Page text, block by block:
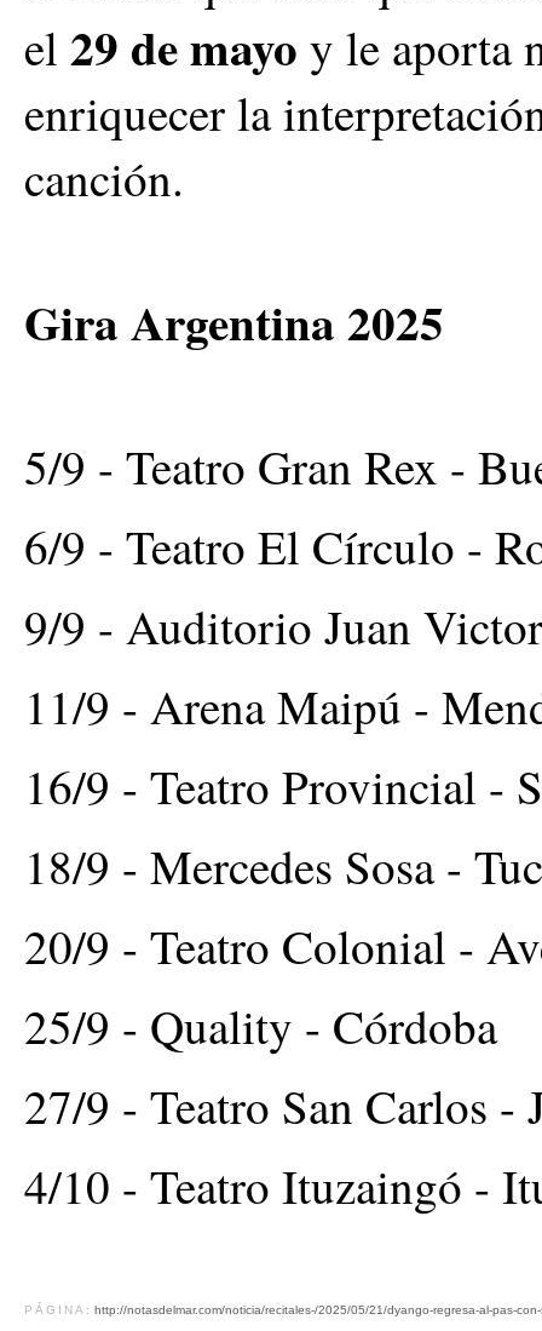
el 29 de mayo y le aporta
enriquecer la
canción.
Gira Argentina 2025
5/9 - Teatro Gran Rex -
6/9 - Teatro El Círculo -
9/9 - Auditorio Juan
11/9 - Arena Maipú -
16/9 - Teatro Provincial -
18/9 - Mercedes Sosa -
20/9 - Teatro Colonial -
25/9 - Quality - Córdoba
27/9 - Teatro San Carlos
4/10 - Teatro Ituzaingó -
PÁGINA: http://notasdelmar.com/noticia/recitales-/2025/05/21/dyango-regresa-al-pas-